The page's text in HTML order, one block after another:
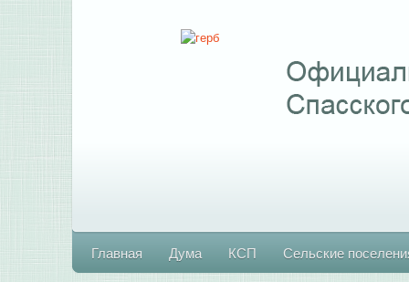
Главная Дума КСП Сельские